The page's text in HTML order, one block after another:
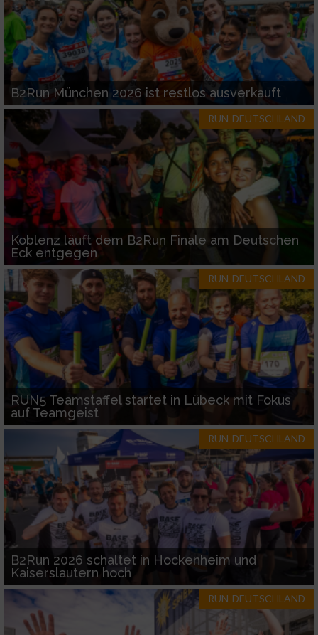
B2Run München 2026 ist restlos ausverkauft
RUN-DEUTSCHLAND
Koblenz läuft dem B2Run Finale am Deutschen
Eck entgegen
RUN-DEUTSCHLAND
RUN5 Teamstaffel startet in Lübeck mit Fokus
auf Teamgeist
RUN-DEUTSCHLAND
B2Run 2026 schaltet in Hockenheim und
Kaiserslautern hoch
RUN-DEUTSCHLAND